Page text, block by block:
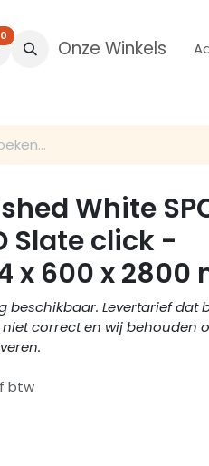
0
Onze Winkels
White
Slate click -
x 600 x 2800
beschikbaar. Levertarief dat
correct en wij behouden
btw